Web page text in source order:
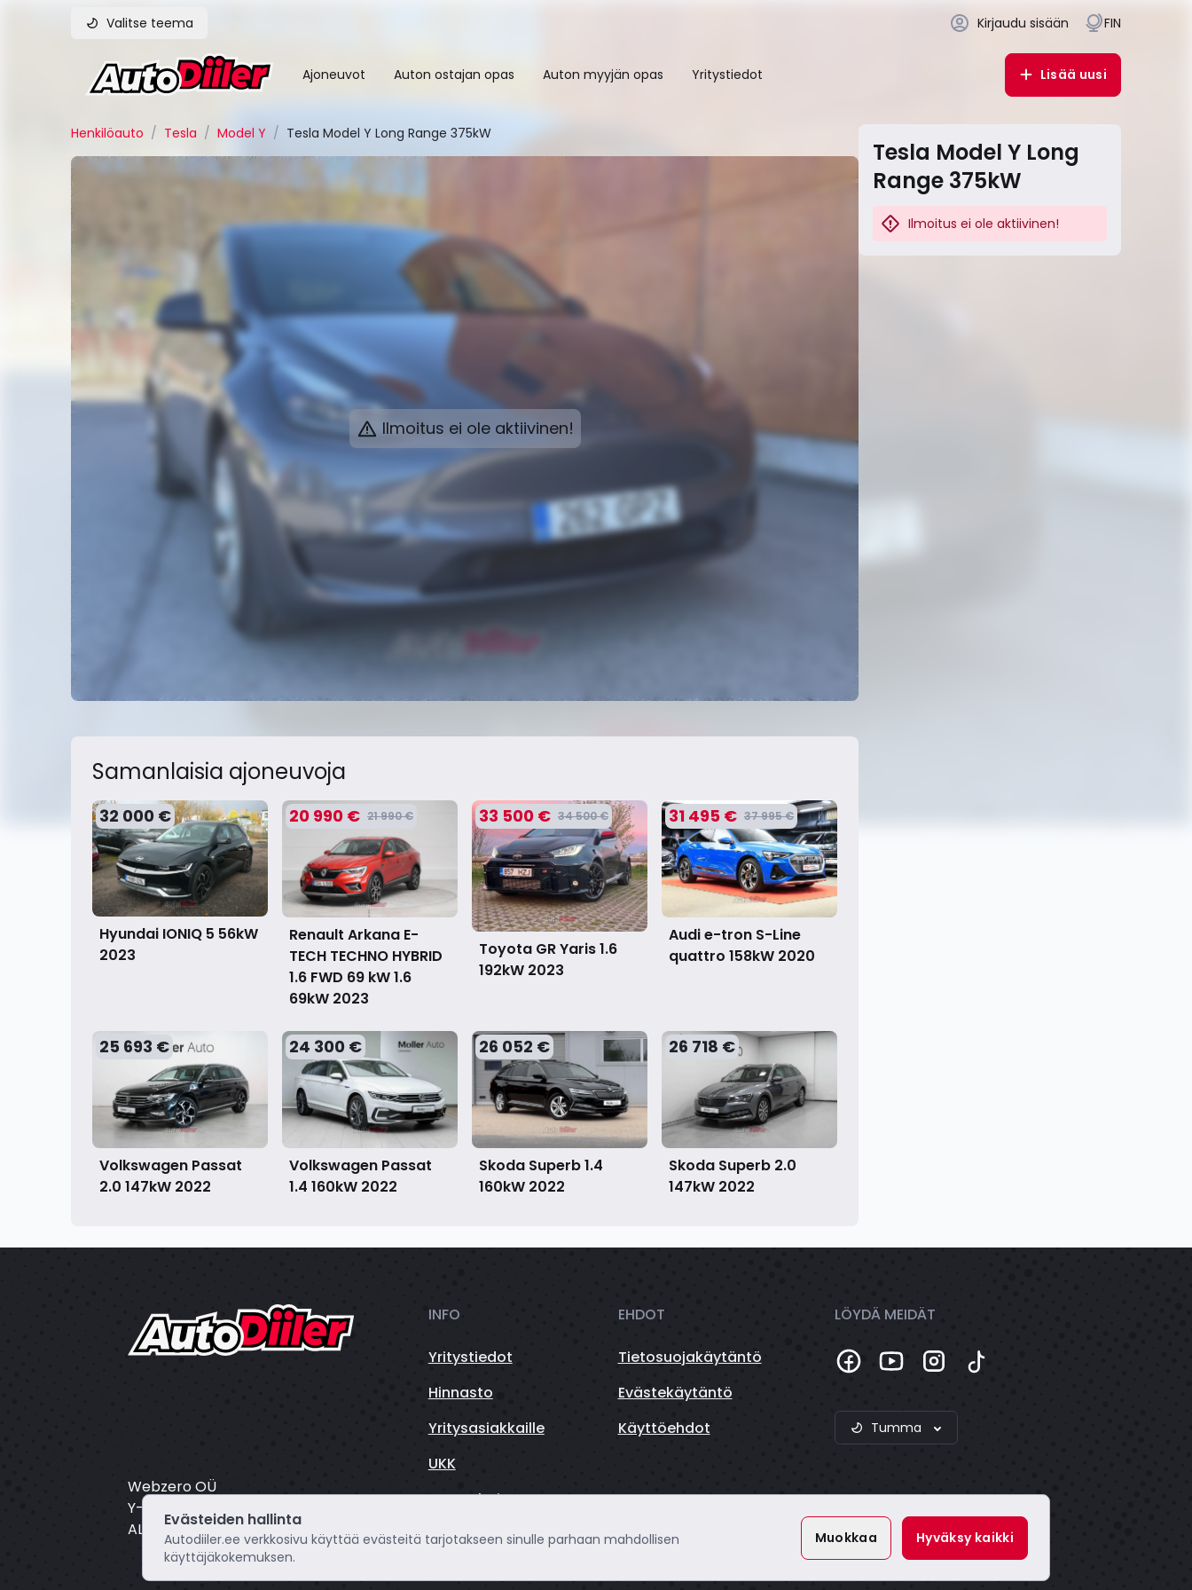
Valitse teema Kirjaudu sisään FIN
Ajoneuvot Auton ostajan opas Auton myyjän opas Yritystiedot Lisää uusi
Henkilöauto / Tesla / Model Y / Tesla Model Y Long Range 375kW
Ilmoitus ei ole aktiivinen!
Samanlaisia ​​ajoneuvoja
32 000 €
Hyundai IONIQ 5 56kW
2023
20 990 € 21 990 €
Renault Arkana E-
TECH TECHNO HYBRID
1.6 FWD 69 kW 1.6
69kW 2023
33 500 € 34 500 €
Toyota GR Yaris 1.6
192kW 2023
31 495 € 37 995 €
Audi e-tron S-Line
quattro 158kW 2020
25 693 €
Volkswagen Passat
2.0 147kW 2022
24 300 €
Volkswagen Passat
1.4 160kW 2022
26 052 €
Skoda Superb 1.4
160kW 2022
26 718 €
Skoda Superb 2.0
147kW 2022
Tesla Model Y Long
Range 375kW
Ilmoitus ei ole aktiivinen!
Webzero OÜ
Y-tunnus: 16804172
ALV: EE102649495
INFO
Yritystiedot
Hinnasto
Yritysasiakkaille
UKK
Autorahoitus
EHDOT
Tietosuojakäytäntö
Evästekäytäntö
Käyttöehdot
LÖYDÄ MEIDÄT
Tumma
Evästeiden hallinta
Autodiiler.ee verkkosivu käyttää evästeitä tarjotakseen sinulle parhaan mahdollisen
käyttäjäkokemuksen.
Muokkaa Hyväksy kaikki